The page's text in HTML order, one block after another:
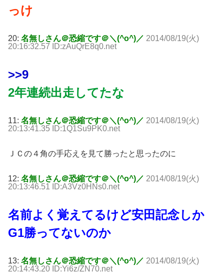
っけ
20: 名無しさん＠恐縮です＠＼(^o^)／ 2014/08/19(火)
20:16:32.57 ID:zAuQrE8q0.net
>>9
2年連続出走してたな
11: 名無しさん＠恐縮です＠＼(^o^)／ 2014/08/19(火)
20:13:41.35 ID:1Q1Su9PK0.net
ＪＣの４角の手応えを見て勝ったと思ったのに
12: 名無しさん＠恐縮です＠＼(^o^)／ 2014/08/19(火)
20:13:46.51 ID:A3Vz0HNs0.net
名前よく覚えてるけど安田記念しか
G1勝ってないのか
13: 名無しさん＠恐縮です＠＼(^o^)／ 2014/08/19(火)
20:14:43.20 ID:Yi6z/ZN70.net